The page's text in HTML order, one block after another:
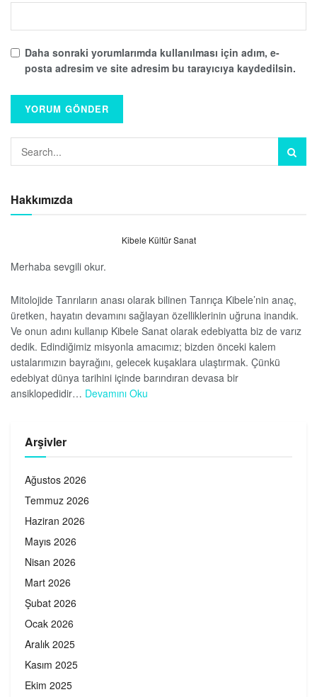
Daha sonraki yorumlarımda kullanılması için adım, e-
posta adresim ve site adresim bu tarayıcıya kaydedilsin.
Hakkımızda
Kibele Kültür Sanat
Merhaba sevgili okur.
Mitolojide Tanrıların anası olarak bilinen Tanrıça Kibele’nin anaç,
üretken, hayatın devamını sağlayan özelliklerinin uğruna inandık.
Ve onun adını kullanıp Kibele Sanat olarak edebiyatta biz de varız
dedik. Edindiğimiz misyonla amacımız; bizden önceki kalem
ustalarımızın bayrağını, gelecek kuşaklara ulaştırmak. Çünkü
edebiyat dünya tarihini içinde barındıran devasa bir
ansiklopedidir… Devamını Oku
Arşivler
Ağustos 2026
Temmuz 2026
Haziran 2026
Mayıs 2026
Nisan 2026
Mart 2026
Şubat 2026
Ocak 2026
Aralık 2025
Kasım 2025
Ekim 2025